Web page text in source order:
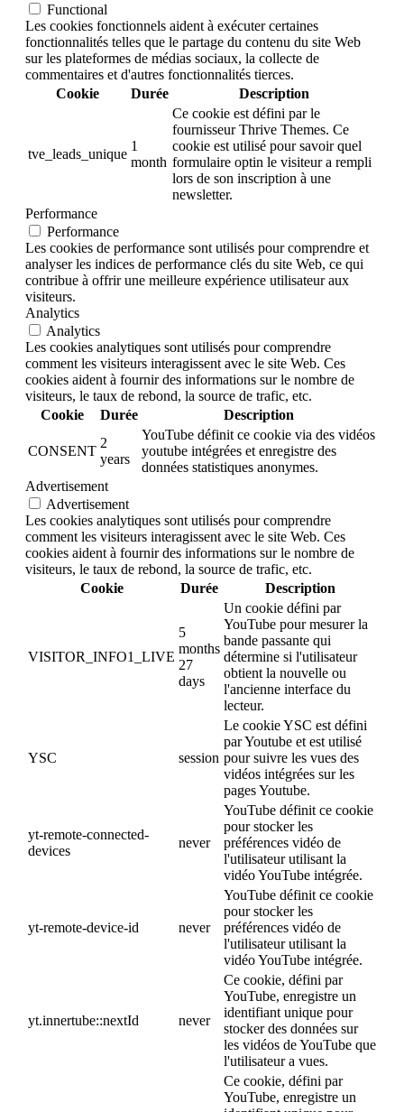
Functional
Les cookies fonctionnels aident à exécuter certaines
fonctionnalités telles que le partage du contenu du site Web
sur les plateformes de médias sociaux, la collecte de
commentaires et d'autres fonctionnalités tierces.
Cookie
Durée Description
tve_leads_unique
1
month
Ce cookie est défini par le
fournisseur Thrive Themes. Ce
cookie est utilisé pour savoir quel
formulaire optin le visiteur a rempli
lors de son inscription à une
newsletter.
Performance
Performance
Les cookies de performance sont utilisés pour comprendre et
analyser les indices de performance clés du site Web, ce qui
contribue à offrir une meilleure expérience utilisateur aux
visiteurs.
Analytics
Analytics
Les cookies analytiques sont utilisés pour comprendre
comment les visiteurs interagissent avec le site Web. Ces
cookies aident à fournir des informations sur le nombre de
visiteurs, le taux de rebond, la source de trafic, etc.
Cookie
Durée Description
CONSENT
2
years
YouTube définit ce cookie via des vidéos
youtube intégrées et enregistre des
données statistiques anonymes.
Advertisement
Advertisement
Les cookies analytiques sont utilisés pour comprendre
comment les visiteurs interagissent avec le site Web. Ces
cookies aident à fournir des informations sur le nombre de
visiteurs, le taux de rebond, la source de trafic, etc.
Cookie
Durée Description
VISITOR_INFO1_LIVE
5
months
27
days
Un cookie défini par
YouTube pour mesurer la
bande passante qui
détermine si l'utilisateur
obtient la nouvelle ou
l'ancienne interface du
lecteur.
YSC session
Le cookie YSC est défini
par Youtube et est utilisé
pour suivre les vues des
vidéos intégrées sur les
pages Youtube.
yt-remote-connected-
devices
never
YouTube définit ce cookie
pour stocker les
préférences vidéo de
l'utilisateur utilisant la
vidéo YouTube intégrée.
yt-remote-device-id never
YouTube définit ce cookie
pour stocker les
préférences vidéo de
l'utilisateur utilisant la
vidéo YouTube intégrée.
yt.innertube::nextId never
Ce cookie, défini par
YouTube, enregistre un
identifiant unique pour
stocker des données sur
les vidéos de YouTube que
l'utilisateur a vues.
Ce cookie, défini par
YouTube, enregistre un